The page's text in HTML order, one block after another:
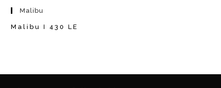
Malibu
Malibu I 430 LE